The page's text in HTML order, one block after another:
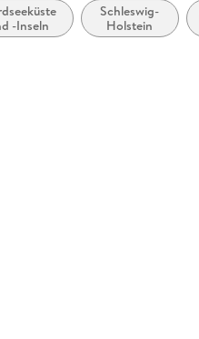
-Inseln
Schleswig-
Holstein